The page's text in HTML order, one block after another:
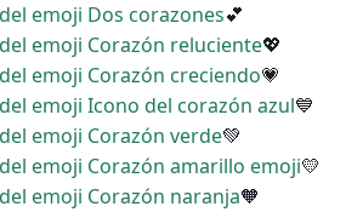
emoji Dos corazones💕
emoji Corazón reluciente💖
emoji Corazón creciendo💗
emoji Icono del corazón azul💙
emoji Corazón verde💚
emoji Corazón amarillo emoji💛
emoji Corazón naranja🧡